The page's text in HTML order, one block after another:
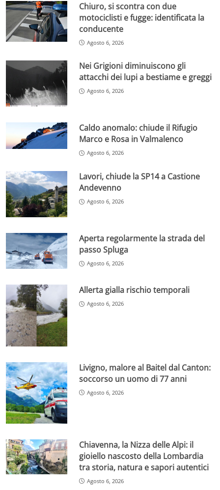
Chiuro, si scontra con due
motociclisti e fugge: identificata la
conducente
Agosto 6, 2026
Nei Grigioni diminuiscono gli
attacchi dei lupi a bestiame e greggi
Agosto 6, 2026
Caldo anomalo: chiude il Rifugio
Marco e Rosa in Valmalenco
Agosto 6, 2026
Lavori, chiude la SP14 a Castione
Andevenno
Agosto 6, 2026
Aperta regolarmente la strada del
passo Spluga
Agosto 6, 2026
Allerta gialla rischio temporali
Agosto 6, 2026
Livigno, malore al Baitel dal Canton:
soccorso un uomo di 77 anni
Agosto 6, 2026
Chiavenna, la Nizza delle Alpi: il
gioiello nascosto della Lombardia
tra storia, natura e sapori autentici
Agosto 6, 2026